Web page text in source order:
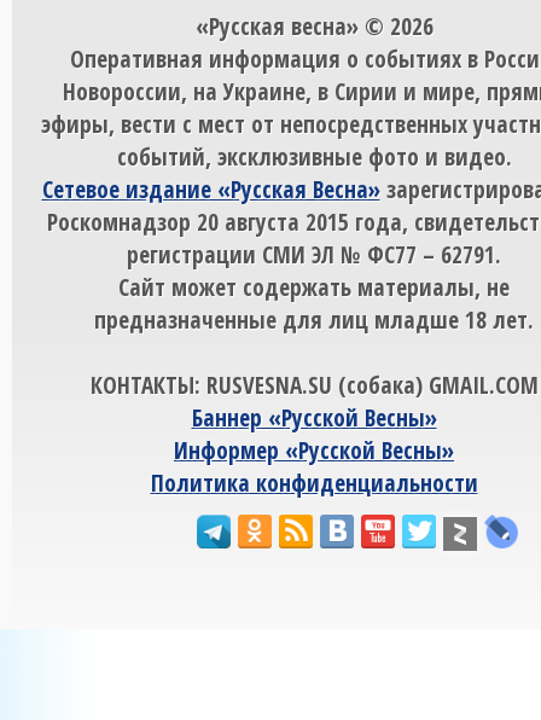
«Русская весна» © 2026
Оперативная информация о событиях в
Новороссии, на Украине, в Сирии и мире,
эфиры, вести с мест от непосредственных
событий, эксклюзивные фото и видео.
Сетевое издание «Русская Весна»
Роскомнадзор 20 августа 2015 года,
регистрации СМИ ЭЛ № ФС77 – 62791.
Сайт может содержать материалы, не
предназначенные для лиц младше 18 лет.
КОНТАКТЫ: RUSVESNA.SU (собака) GMAIL.COM
Баннер «Русской Весны»
Информер «Русской Весны»
Политика конфиденциальности